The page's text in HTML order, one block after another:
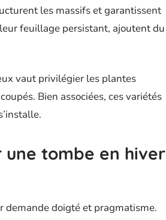
les massifs et garantissent
feuillage persistant, ajoutent du
vaut privilégier les plantes
Bien associées, ces variétés
tombe en hiver
demande doigté et pragmatisme.